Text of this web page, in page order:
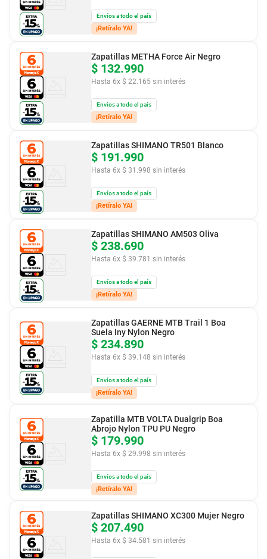
Envíos a todo el país
¡Retíralo YA!
$ 132.990
Hasta 6x $ 22.165 sin interés
Zapatillas METHA Force Air Negro
Envíos a todo el país
¡Retíralo YA!
$ 191.990
Hasta 6x $ 31 .998 sin interés
Zapatillas SHIMANO TR501 Blanco
Envíos a todo el país
¡Retíralo YA!
$ 238.690
Hasta 6x $ 39.781 sin interés
Zapatillas SHIMANO AM503 Oliva
Envíos a todo el país
¡Retíralo YA!
$ 234.890
Hasta 6x $ 39.148 sin interés
Zapatillas GAERNE MTB Trail 1 Boa
Suela Iny Nylon Negro
Envíos a todo el país
¡Retíralo YA!
$ 179.990
Hasta 6x $ 29.998 sin interés
Zapatilla MTB VOLTA Dualgrip Boa
Abrojo Nylon TPU PU Negro
Envíos a todo el país
¡Retíralo YA!
$ 207.490
Hasta 6x $ 34.581 sin interés
Zapatillas SHIMANO XC300 Mujer Negro